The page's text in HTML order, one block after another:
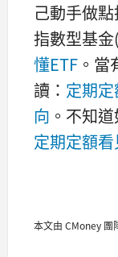
己動手做
指數型基
懂ETF 。
讀： 定期
向 。不知
定期定額
本文由 CMoney 團